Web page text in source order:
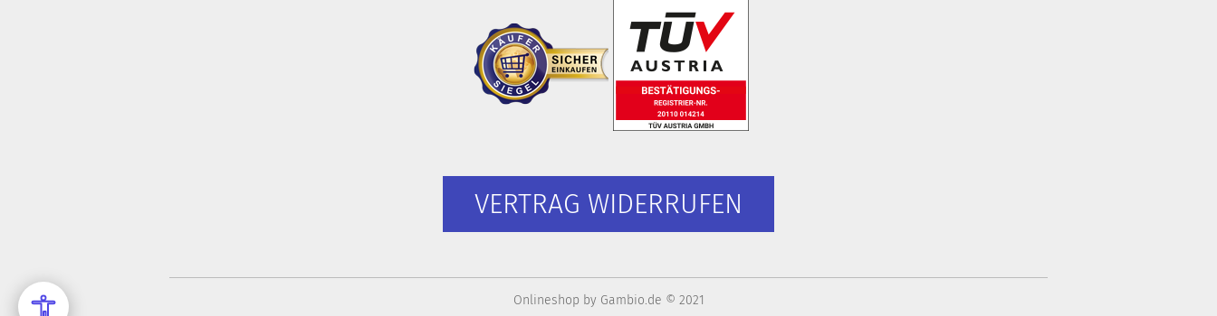
VERTRAG WIDERRUFEN
Onlineshop by Gambio.de © 2021